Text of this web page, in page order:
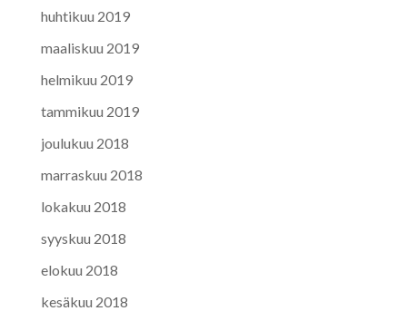
huhtikuu 2019
maaliskuu 2019
helmikuu 2019
tammikuu 2019
joulukuu 2018
marraskuu 2018
lokakuu 2018
syyskuu 2018
elokuu 2018
kesäkuu 2018